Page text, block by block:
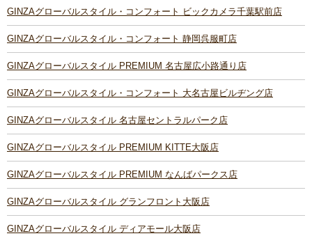
GINZAグローバルスタイル・コンフォート ビックカメラ千葉駅前店
GINZAグローバルスタイル・コンフォート 静岡呉服町店
GINZAグローバルスタイル PREMIUM 名古屋広小路通り店
GINZAグローバルスタイル・コンフォート 大名古屋ビルヂング店
GINZAグローバルスタイル 名古屋セントラルパーク店
GINZAグローバルスタイル PREMIUM KITTE大阪店
GINZAグローバルスタイル PREMIUM なんばパークス店
GINZAグローバルスタイル グランフロント大阪店
GINZAグローバルスタイル ディアモール大阪店